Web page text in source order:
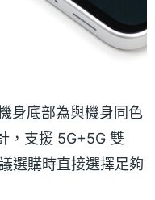
身底部為與機身同色
，支援 5G+5G 雙
選購時直接選擇足夠